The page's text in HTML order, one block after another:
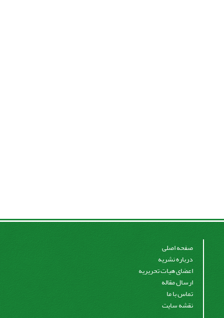
صفحه اصلی
درباره نشریه
اعضای هیات تحریریه
ارسال مقاله
تماس با ما
نقشه سایت